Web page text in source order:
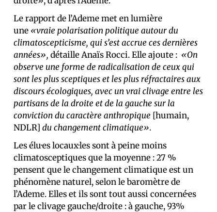
Le rapport de l’Ademe met en lumière
une «vraie polarisation politique autour du
climatoscepticisme, qui s’est accrue ces dernières
années», détaille Anaïs Rocci. Elle ajoute : «On
observe une forme de radicalisation de ceux qui
sont les plus sceptiques et les plus réfractaires aux
discours écologiques, avec un vrai clivage entre les
partisans de la droite et de la gauche sur la
conviction du caractère anthropique [humain,
NDLR] du changement climatique».
Les élu·es locaux·les sont à peine moins
climatosceptiques que la moyenne : 27 %
pensent que le changement climatique est un
phénomène naturel, selon le baromètre de
l’Ademe. Elles et ils sont tout aussi concerné·es
par le clivage gauche/droite : à gauche, 93%